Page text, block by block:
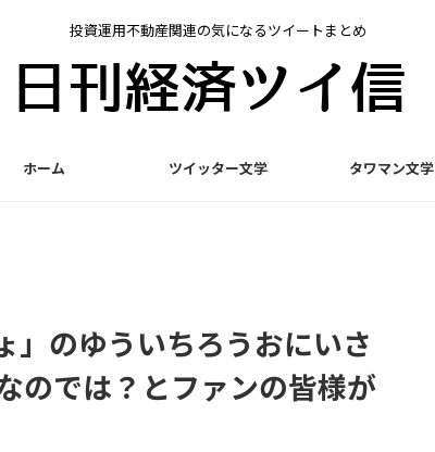
投資運用不動産関連の気になるツイートまとめ
ホーム ツイッター文学 タワマン文学
」のゆういちろうおにいさ
のでは？とファンの皆様が